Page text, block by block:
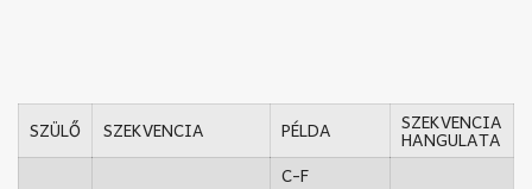
SZÜLŐ SZEKVENCIA PÉLDA SZEKVENCIA
HANGULATA
C-F